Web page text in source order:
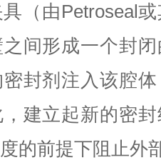
（由Petroseal
间形成一个封
封剂注入该腔
建立起新的密
的前提下阻止外